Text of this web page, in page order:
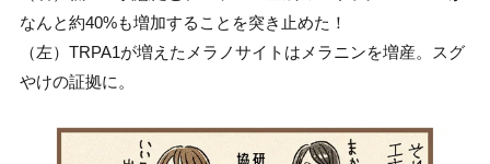
なんと約40%も増加することを突き止めた！
（左）TRPA1が増えたメラノサイトはメラニンを増産。スグ
やけの証拠に。